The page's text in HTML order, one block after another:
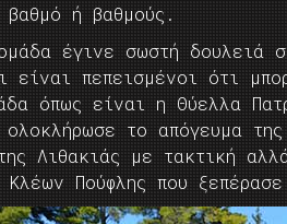
ή βαθμούς.
έγινε σωστή δουλειά
είναι πεπεισμένοι ότι
όπως είναι η Θύελλα
ολοκλήρωσε το απόγευμα
Λιθακιάς με τακτική
Πούφλης που